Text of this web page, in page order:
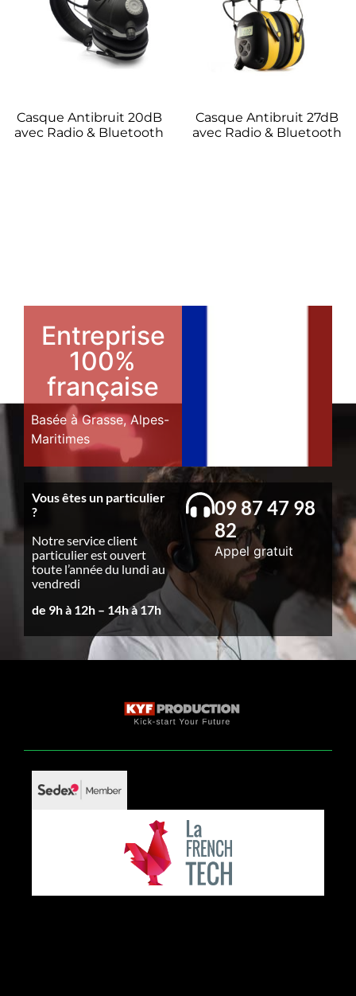
Casque Antibruit 20dB
avec Radio & Bluetooth
Casque Antibruit 27dB
avec Radio & Bluetooth
Entreprise
100%
française
Basée à Grasse, Alpes-
Maritimes
Vous êtes un particulier
?
Notre service client
particulier est ouvert
toute l’année du lundi au
vendredi
de 9h à 12h – 14h à 17h
09 87 47 98
82
Appel gratuit